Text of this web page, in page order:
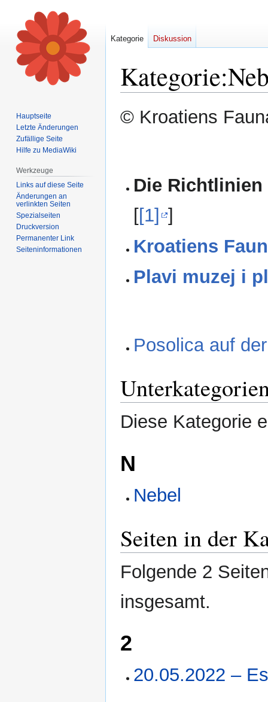
Kategorie:
Zur
Navigation
Zur
Suche
© Kroatiens
Die
[[1] ]
Kroatiens
Plavi muzej i
Posolica auf
Diese Kategorie
N
Nebel
Seiten in der
Folgende 2
insgesamt.
2
20.05.2022 –
Kategorie Diskussion
Hauptseite
Letzte Änderungen
Zufällige Seite
Hilfe zu MediaWiki
Werkzeuge
Links auf diese Seite
Änderungen an
verlinkten Seiten
Spezialseiten
Druckversion
Permanenter Link
Seiten­informationen